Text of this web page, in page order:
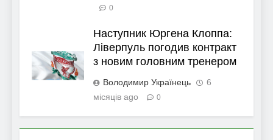
0
Наступник Юргена Клоппа:
Ліверпуль погодив контракт
з новим головним тренером
Володимир Українець
6
місяців ago
0